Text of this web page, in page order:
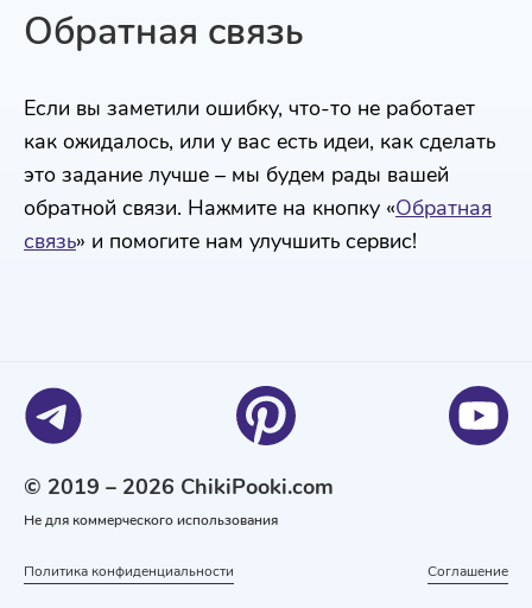
Обратная связь
Если вы заметили ошибку, что-то не работает
как ожидалось, или у вас есть идеи, как сделать
это задание лучше – мы будем рады вашей
обратной связи. Нажмите на кнопку «Обратная
связь» и помогите нам улучшить сервис!
© 2019 – 2026 ChikiPooki.com
Не для коммерческого использования
Политика конфиденциальности Соглашение